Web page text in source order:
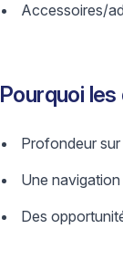
Accessoires/
Pourquoi
Profondeur
Une
Des